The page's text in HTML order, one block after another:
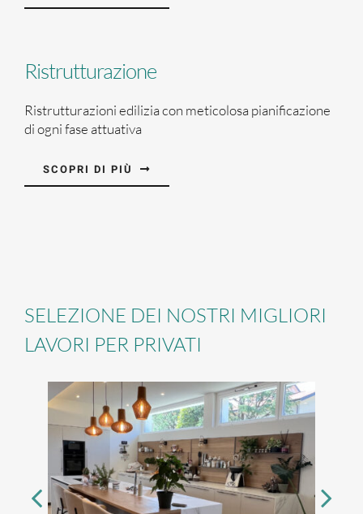
Ristrutturazione
Ristrutturazioni edilizia con meticolosa pianificazione
di ogni fase attuativa
SCOPRI DI PIÙ
SELEZIONE DEI NOSTRI MIGLIORI
LAVORI PER PRIVATI